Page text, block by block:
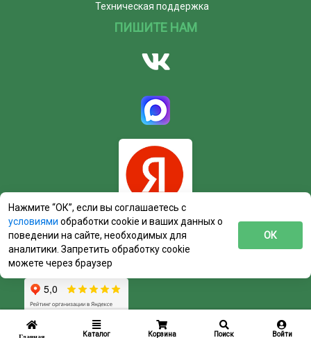
Главная Каталог Корзина Поиск Войти
Техническая поддержка
ПИШИТЕ НАМ
Нажмите “ОК”, если вы соглашаетесь с
условиями обработки cookie и ваших данных о
поведении на сайте, необходимых для
аналитики. Запретить обработку cookie
можете через браузер
ОК